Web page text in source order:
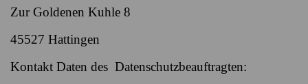
Zur Goldenen Kuhle 8
45527 Hattingen
Kontakt Daten des Datenschutzbeauftragten: